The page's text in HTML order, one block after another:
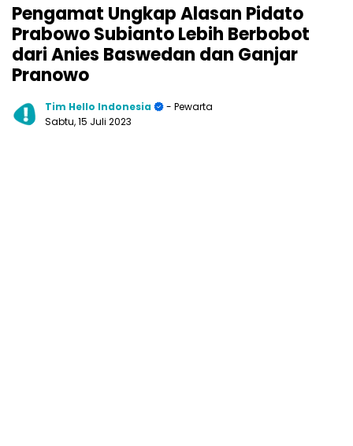
Pengamat Ungkap Alasan Pidato
Prabowo Subianto Lebih Berbobot
dari Anies Baswedan dan Ganjar
Pranowo
Tim Hello Indonesia
- Pewarta
Sabtu, 15 Juli 2023